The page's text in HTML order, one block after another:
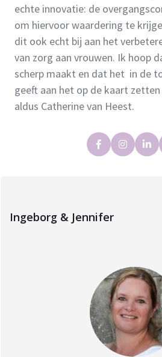
echte innovatie: de
om hiervoor waardering te
dit ook echt bij aan het
van zorg aan vrouwen. Ik hoop
scherp maakt en dat het in de
geeft aan het op de kaart zetten
aldus Catherine van Heest.
Ingeborg & Jennifer